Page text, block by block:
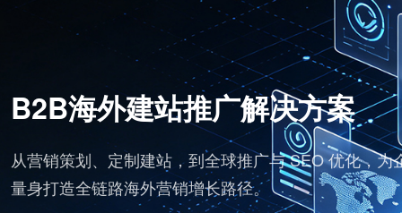
B2B海外建站推广解决方案
从营销策划、定制建站，到全球推广与 SEO 优化，为
量身打造全链路海外营销增长路径。